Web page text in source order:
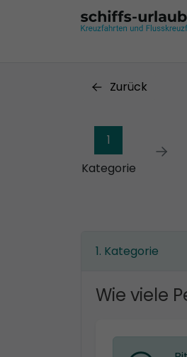
Zurück
1
Kategorie
Kategorie
Wie viele